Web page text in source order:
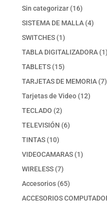
productos
Sin categorizar 1616
productos
SISTEMA DE MALLA 44
SWITCHES 11
producto
TABLA DIGITALIZADORA 11
TABLETS 1515
productos
TARJETAS DE MEMORIA 77
Tarjetas de Video 1212
TECLADO 22
productos
TELEVISIÓN 66
TINTAS 1010
productos
VIDEOCAMARAS 11
WIRELESS 77
productos
Accesorios 6565
productos
ACCESORIOS